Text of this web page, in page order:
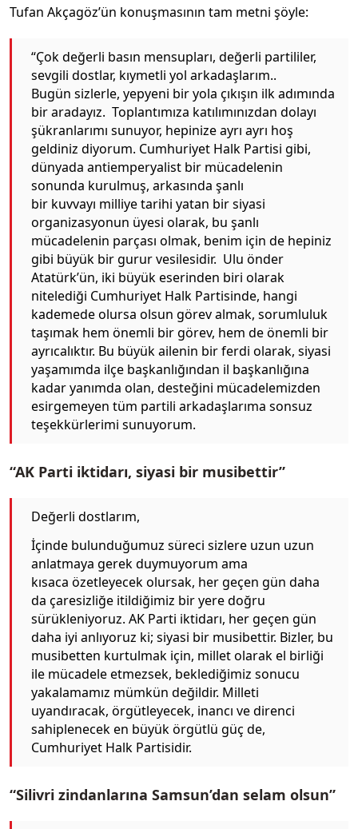
Tufan Akçagöz’ün konuşmasının tam metni şöyle:
“Çok değerli basın mensupları, değerli partililer,
sevgili dostlar, kıymetli yol arkadaşlarım..
Bugün sizlerle, yepyeni bir yola çıkışın ilk adımında
bir aradayız. Toplantımıza katılımınızdan dolayı
şükranlarımı sunuyor, hepinize ayrı ayrı hoş
geldiniz diyorum. Cumhuriyet Halk Partisi gibi,
dünyada antiemperyalist bir mücadelenin
sonunda kurulmuş, arkasında şanlı
bir kuvvayı milliye tarihi yatan bir siyasi
organizasyonun üyesi olarak, bu şanlı
mücadelenin parçası olmak, benim için de hepiniz
gibi büyük bir gurur vesilesidir. Ulu önder
Atatürk’ün, iki büyük eserinden biri olarak
nitelediği Cumhuriyet Halk Partisinde, hangi
kademede olursa olsun görev almak, sorumluluk
taşımak hem önemli bir görev, hem de önemli bir
ayrıcalıktır. Bu büyük ailenin bir ferdi olarak, siyasi
yaşamımda ilçe başkanlığından il başkanlığına
kadar yanımda olan, desteğini mücadelemizden
esirgemeyen tüm partili arkadaşlarıma sonsuz
teşekkürlerimi sunuyorum.
“AK Parti iktidarı, siyasi bir musibettir”
Değerli dostlarım,
İçinde bulunduğumuz süreci sizlere uzun uzun
anlatmaya gerek duymuyorum ama
kısaca özetleyecek olursak, her geçen gün daha
da çaresizliğe itildiğimiz bir yere doğru
sürükleniyoruz. AK Parti iktidarı, her geçen gün
daha iyi anlıyoruz ki; siyasi bir musibettir. Bizler, bu
musibetten kurtulmak için, millet olarak el birliği
ile mücadele etmezsek, beklediğimiz sonucu
yakalamamız mümkün değildir. Milleti
uyandıracak, örgütleyecek, inancı ve direnci
sahiplenecek en büyük örgütlü güç de,
Cumhuriyet Halk Partisidir.
“Silivri zindanlarına Samsun’dan selam olsun”